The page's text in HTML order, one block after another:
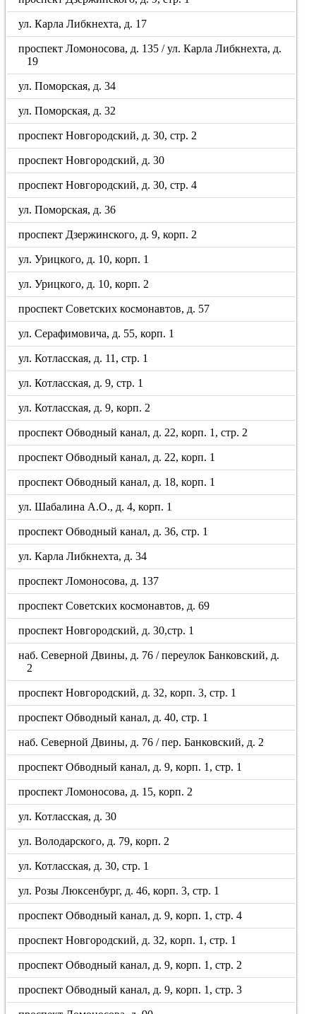
ул. Карла Либкнехта, д. 17
проспект Ломоносова, д. 135 / ул. Карла Либкнехта, д.
19
ул. Поморская, д. 34
ул. Поморская, д. 32
проспект Новгородский, д. 30, стр. 2
проспект Новгородский, д. 30
проспект Новгородский, д. 30, стр. 4
ул. Поморская, д. 36
проспект Дзержинского, д. 9, корп. 2
ул. Урицкого, д. 10, корп. 1
ул. Урицкого, д. 10, корп. 2
проспект Советских космонавтов, д. 57
ул. Серафимовича, д. 55, корп. 1
ул. Котласская, д. 11, стр. 1
ул. Котласская, д. 9, стр. 1
ул. Котласская, д. 9, корп. 2
проспект Обводный канал, д. 22, корп. 1, стр. 2
проспект Обводный канал, д. 22, корп. 1
проспект Обводный канал, д. 18, корп. 1
ул. Шабалина А.О., д. 4, корп. 1
проспект Обводный канал, д. 36, стр. 1
ул. Карла Либкнехта, д. 34
проспект Ломоносова, д. 137
проспект Советских космонавтов, д. 69
проспект Новгородский, д. 30,стр. 1
наб. Северной Двины, д. 76 / переулок Банковский, д.
2
проспект Новгородский, д. 32, корп. 3, стр. 1
проспект Обводный канал, д. 40, стр. 1
наб. Северной Двины, д. 76 / пер. Банковский, д. 2
проспект Обводный канал, д. 9, корп. 1, стр. 1
проспект Ломоносова, д. 15, корп. 2
ул. Котласская, д. 30
ул. Володарского, д. 79, корп. 2
ул. Котласская, д. 30, стр. 1
ул. Розы Люксенбург, д. 46, корп. 3, стр. 1
проспект Обводный канал, д. 9, корп. 1, стр. 4
проспект Новгородский, д. 32, корп. 1, стр. 1
проспект Обводный канал, д. 9, корп. 1, стр. 2
проспект Обводный канал, д. 9, корп. 1, стр. 3